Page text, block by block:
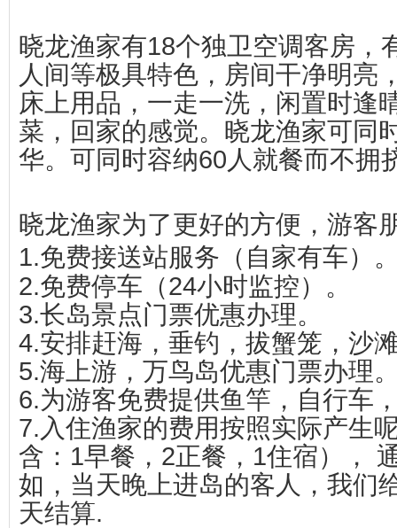
晓龙渔家有18个独卫空调客房，
人间等极具特色，房间干净明亮
床上用品，一走一洗，闲置时逢
菜，回家的感觉。晓龙渔家可同
华。可同时容纳60人就餐而不拥
晓龙渔家为了更好的方便，游客
1.免费接送站服务（自家有车）
2.免费停车（24小时监控）。
3.长岛景点门票优惠办理。
4.安排赶海，垂钓，拔蟹笼，沙
5.海上游，万鸟岛优惠门票办理
6.为游客免费提供鱼竿，自行车
7.入住渔家的费用按照实际产生
含：1早餐，2正餐，1住宿），
如，当天晚上进岛的客人，我们
天结算.